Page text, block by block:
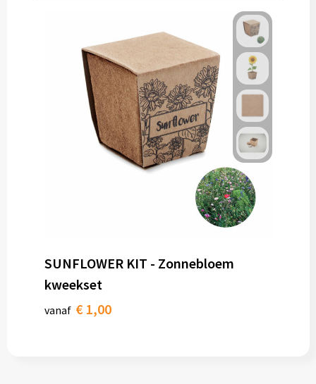
SUNFLOWER KIT - Zonnebloem
kweekset
vanaf € 1,00